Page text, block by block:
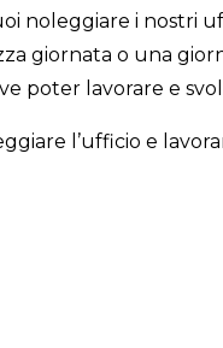
noleggiare i nostri
giornata o una
poter lavorare e
l’ufficio e